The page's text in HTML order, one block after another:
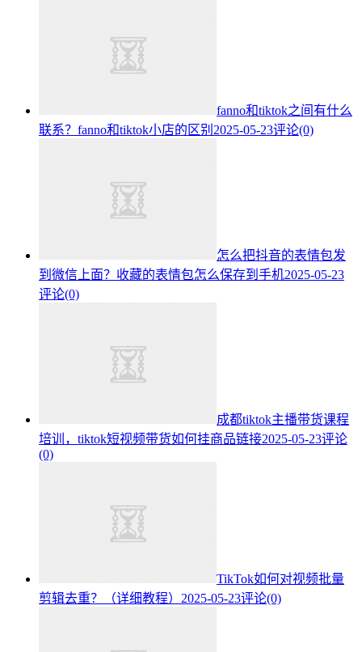
fanno和tiktok之间有什么
联系？fanno和tiktok小店的区别 2025-05-23评论(0)
怎么把抖音的表情包发
到微信上面？收藏的表情包怎么保存到手机2025-05-23
评论(0)
成都tiktok主播带货课程
培训，tiktok短视频带货如何挂商品链接2025-05-23评论
(0)
TikTok如何对视频批量
剪辑去重？（详细教程） 2025-05-23评论(0)